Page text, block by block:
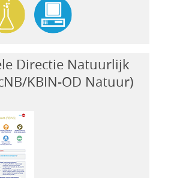
Directie Natuurlijk
KBIN-OD Natuur)